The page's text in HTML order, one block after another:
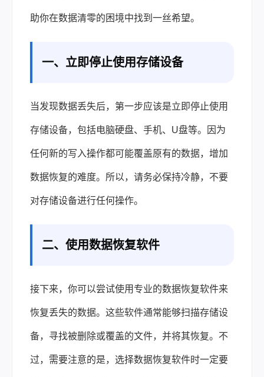
助你在数据清零的困境中找到一丝希望。
一、立即停止使用存储设备
当发现数据丢失后，第一步应该是立即停止使用
存储设备，包括电脑硬盘、手机、U盘等。因为
任何新的写入操作都可能覆盖原有的数据，增加
数据恢复的难度。所以，请务必保持冷静，不要
对存储设备进行任何操作。
二、使用数据恢复软件
接下来，你可以尝试使用专业的数据恢复软件来
恢复丢失的数据。这些软件通常能够扫描存储设
备，寻找被删除或覆盖的文件，并将其恢复。不
过，需要注意的是，选择数据恢复软件时一定要